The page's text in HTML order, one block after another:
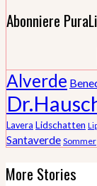
Abonniere
Alverde
Lavera Lidschatten
Santaverde Sommer
More Stories